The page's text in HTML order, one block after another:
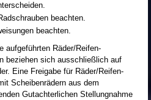
beachten.
beachten.
aufgeführten Räder/Reifen-
beziehen sich ausschließlich auf
Eine Freigabe für Räder/Reifen-
Scheibenrädern aus dem
Gutachterlichen Stellungnahme